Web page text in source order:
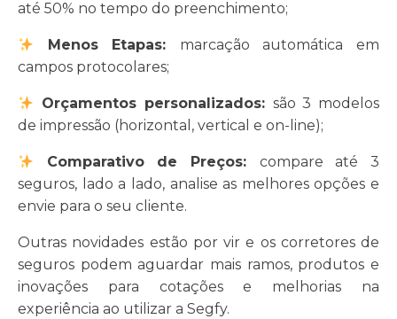
até 50% no tempo do preenchimento;
Menos Etapas: marcação automática em
campos protocolares;
Orçamentos personalizados: são 3 modelos
de impressão (horizontal, vertical e on-line);
Comparativo de Preços: compare até 3
seguros, lado a lado, analise as melhores opções e
envie para o seu cliente.
Outras novidades estão por vir e os corretores de
seguros podem aguardar mais ramos, produtos e
inovações para cotações e melhorias na
experiência ao utilizar a Segfy.